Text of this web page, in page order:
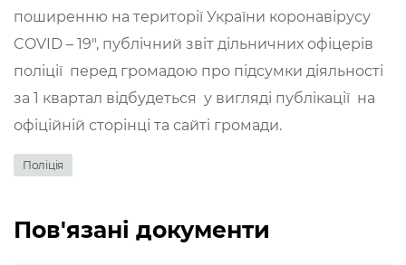
поширенню на території України коронавірусу
COVID – 19", публічний звіт дільничних офіцерів
поліції перед громадою про підсумки діяльності
за 1 квартал відбудеться у вигляді публікації на
офіційній сторінці та сайті громади.
Поліція
Пов'язані документи